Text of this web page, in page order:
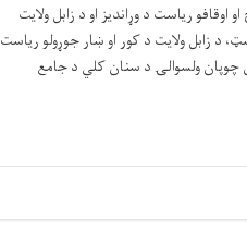
اوقافو ریاست د وړاندیز او د زابل ولایت
د زابل ولایت د کور او ښار جوړولو ریاست
چوپان ولسوالۍ د سنان کلي د جامع